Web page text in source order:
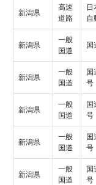
新潟県
高速
道路
日
自
新潟県
一般
国道
国
新潟県
一般
国道
国
号
新潟県
一般
国道
国
号
新潟県
一般
国道
国
号
新潟県
一般
国道
国
号